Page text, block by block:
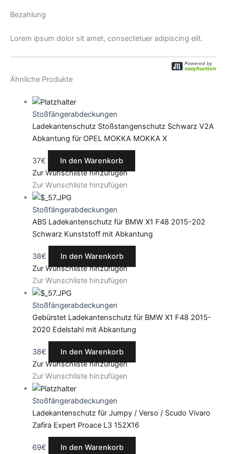
Bezahlung
Lorem ipsum dolor sit amet, consectetuer adipiscing elit.
Ähnliche Produkte
Stoßfängerabdeckungen
Ladekantenschutz Stoßstangenschutz Schwarz V2A
Abkantung für OPEL MOKKA MOKKA X
37€
In den Warenkorb
Zur Wunschliste hinzufügen
Zur Wunschliste hinzufügen
Stoßfängerabdeckungen
ABS Ladekantenschutz für BMW X1 F48 2015-202
Schwarz Kunststoff mit Abkantung
38€
In den Warenkorb
Zur Wunschliste hinzufügen
Zur Wunschliste hinzufügen
Stoßfängerabdeckungen
Gebürstet Ladekantenschutz für BMW X1 F48 2015-
2020 Edelstahl mit Abkantung
38€
In den Warenkorb
Zur Wunschliste hinzufügen
Zur Wunschliste hinzufügen
Stoßfängerabdeckungen
Ladekantenschutz für Jumpy / Verso / Scudo Vivaro
Zafira Expert Proace L3 152X16
69€
In den Warenkorb